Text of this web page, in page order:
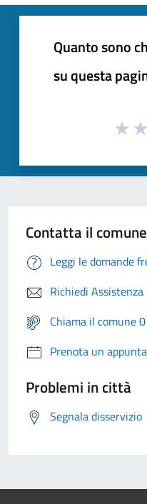
Quanto sono
su questa
Contatta il comune
Leggi le domande
Richiedi Assistenza
Chiama il comune
Prenota un
Problemi in città
Segnala disservizio